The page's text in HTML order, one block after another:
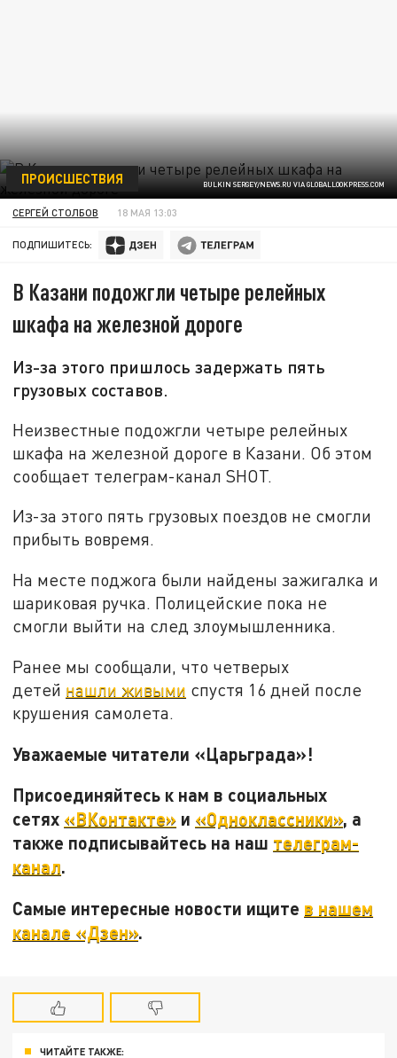
BULKIN SERGEY/NEWS.RU VIA GLOBALLOOKPRESS.COM
ПРОИСШЕСТВИЯ
СЕРГЕЙ СТОЛБОВ 18 МАЯ 13:03
ПОДПИШИТЕСЬ:
В Казани подожгли четыре релейных
шкафа на железной дороге
Из-за этого пришлось задержать пять
грузовых составов.
Неизвестные подожгли четыре релейных
шкафа на железной дороге в Казани. Об этом
сообщает телеграм-канал SHOT.
Из-за этого пять грузовых поездов не смогли
прибыть вовремя.
На месте поджога были найдены зажигалка и
шариковая ручка. Полицейские пока не
смогли выйти на след злоумышленника.
Ранее мы сообщали, что четверых
детей нашли живыми спустя 16 дней после
крушения самолета.
Уважаемые читатели «Царьграда»!
Присоединяйтесь к нам в социальных
сетях «ВКонтакте» и «Одноклассники», а
также подписывайтесь на наш телеграм-
канал.
Самые интересные новости ищите в нашем
канале «Дзен».
ЧИТАЙТЕ ТАКЖЕ: